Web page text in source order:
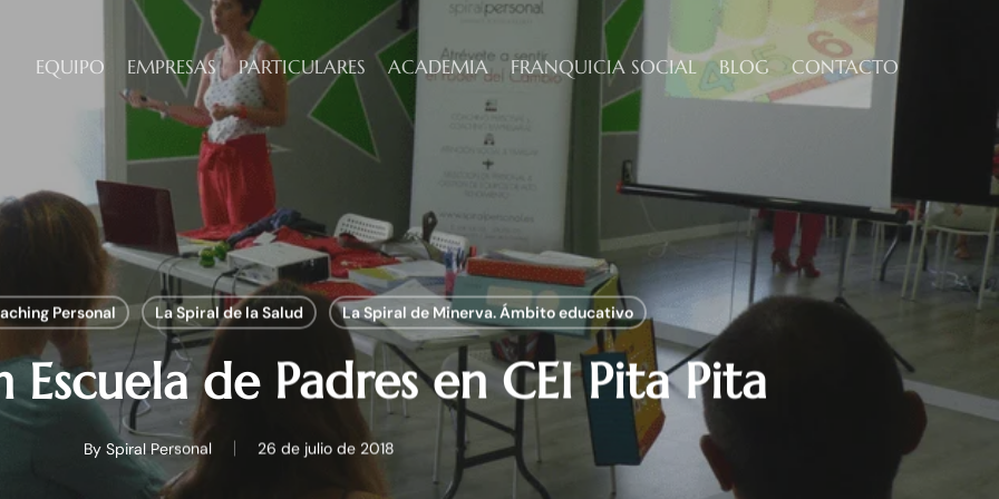
EQUIPO EMPRESAS PARTICULARES ACADEMIA FRANQUICIA SOCIAL BLOG CONTACTO
Personal La Spiral de la Salud La Spiral de Minerva. Ámbito educativo
Escuela de Padres en CEI Pita Pita
By Spiral Personal 26 de julio de 2018